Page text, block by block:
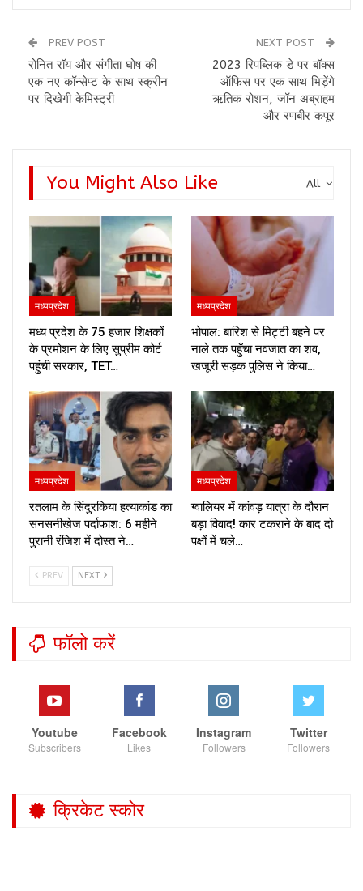
PREV POST
रोनित रॉय और संगीता घोष की
एक नए कॉन्सेप्ट के साथ स्क्रीन
पर दिखेगी केमिस्ट्री
NEXT POST
2023 रिपब्लिक डे पर बॉक्स
ऑफिस पर एक साथ भिड़ेंगे
ऋतिक रोशन, जॉन अब्राहम
और रणबीर कपूर
All
You Might Also Like
मध्यप्रदेश
मध्य प्रदेश के 75 हजार शिक्षकों
के प्रमोशन के लिए सुप्रीम कोर्ट
पहुंची सरकार, TET…
मध्यप्रदेश
भोपाल: बारिश से मिट्टी बहने पर
नाले तक पहुँचा नवजात का शव,
खजूरी सड़क पुलिस ने किया…
मध्यप्रदेश
रतलाम के सिंदुरकिया हत्याकांड का
सनसनीखेज पर्दाफाश: 6 महीने
पुरानी रंजिश में दोस्त ने…
मध्यप्रदेश
ग्वालियर में कांवड़ यात्रा के दौरान
बड़ा विवाद! कार टकराने के बाद दो
पक्षों में चले…
PREV NEXT
फॉलो करें
Youtube
Subscribers
Facebook
Likes
Instagram
Followers
Twitter
Followers
क्रिकेट स्कोर